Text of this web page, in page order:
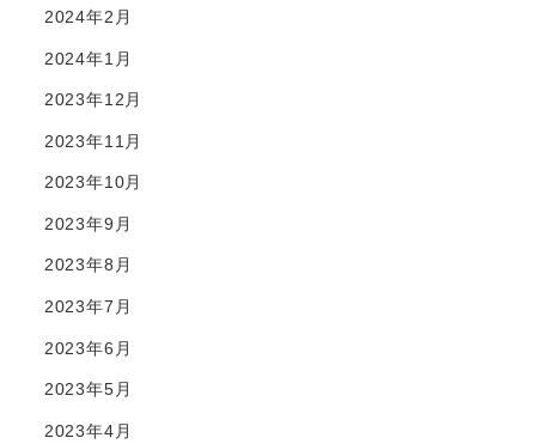
2024年2月
2024年1月
2023年12月
2023年11月
2023年10月
2023年9月
2023年8月
2023年7月
2023年6月
2023年5月
2023年4月